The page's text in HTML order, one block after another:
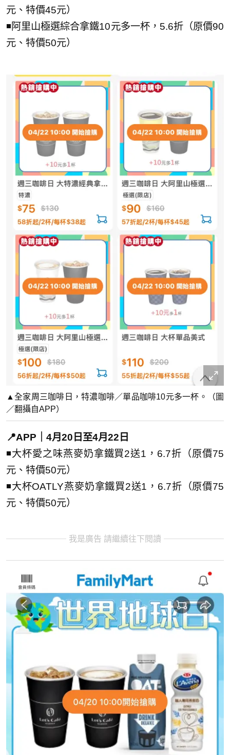
元、特價45元）
◾阿里山極選綜合拿鐵10元多一杯，5.6折（原價90
元、特價50元）
▲全家周三咖啡日，特濃咖啡／單品咖啡10元多一杯。（圖
／翻攝自APP）
📍APP｜4月20日至4月22日
◾大杯愛之味燕麥奶拿鐵買2送1，6.7折（原價75
元、特價50元）
◾大杯OATLY燕麥奶拿鐵買2送1，6.7折（原價75
元、特價50元）
我是廣告 請繼續往下閱讀